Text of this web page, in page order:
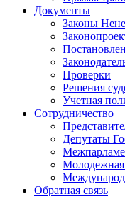
Документы
Законы
Проверки
Решения
Учетная
Сотрудничество
Депутаты
Молодежная
Обратная cвязь